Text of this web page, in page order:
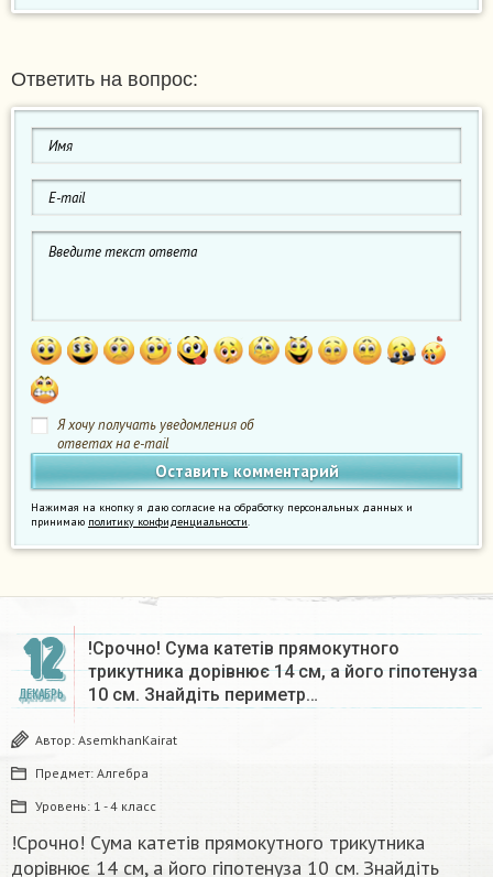
Ответить на вопрос:
Я хочу получать уведомления об
ответах на e-mail
Нажимая на кнопку я даю согласие на обработку персональных данных и
принимаю политику конфиденциальности.
12
ДЕКАБРЬ
!Срочно! Сума катетів прямокутного
трикутника дорівнює 14 см, а його гіпотенуза
10 см. Знайдіть периметр…
Автор: AsemkhanKairat
Предмет: Алгебра
Уровень: 1 - 4 класс
!Срочно! Сума катетів прямокутного трикутника
дорівнює 14 см, а його гіпотенуза 10 см. Знайдіть